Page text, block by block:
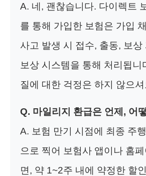
A. 네, 괜찮습니다. 다이렉트
를 통해 가입한 보험은 가입
사고 발생 시 접수, 출동, 보상
보상 시스템을 통해 처리됩니
질에 대한 걱정은 하지 않으
Q. 마일리지 환급은 언제, 어
A. 보험 만기 시점에 최종 주
으로 찍어 보험사 앱이나 홈
면, 약 1~2주 내에 약정한 할